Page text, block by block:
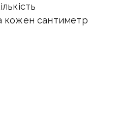
кожен сантиметр